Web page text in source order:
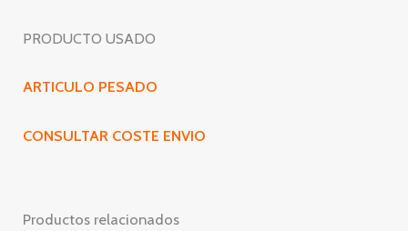
PRODUCTO USADO
ARTICULO PESADO
CONSULTAR COSTE ENVIO
Productos relacionados